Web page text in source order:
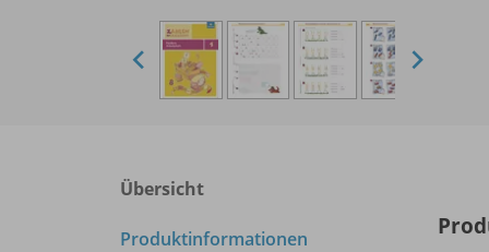
Übersicht
Produktinformationen